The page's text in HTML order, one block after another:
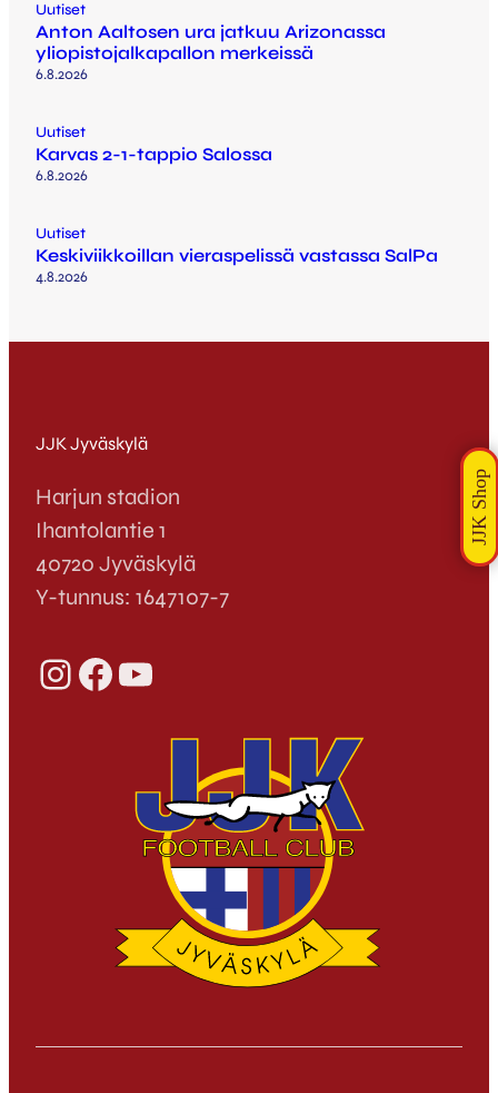
Uutiset
Anton Aaltosen ura jatkuu Arizonassa
yliopistojalkapallon merkeissä
6.8.2026
Uutiset
Karvas 2-1-tappio Salossa
6.8.2026
Uutiset
Keskiviikkoillan vieraspelissä vastassa SalPa
4.8.2026
JJK Jyväskylä
Harjun stadion
Ihantolantie 1
40720 Jyväskylä
Y-tunnus: 1647107-7
InstagramFacebook YouTube